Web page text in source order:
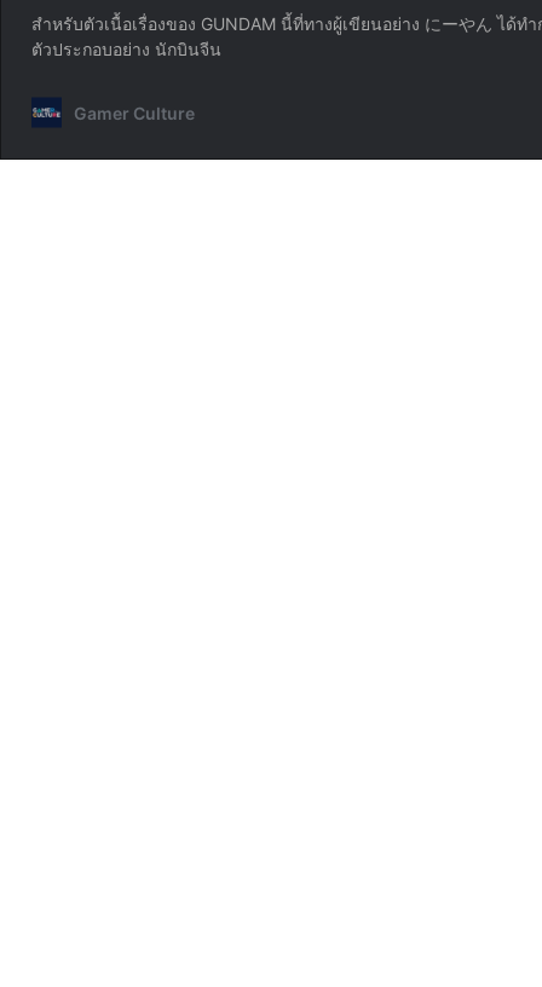
สำหรับตัวเนื้อเรื่องของ GUNDAM นี้ที่ทางผู้เขียนอย่าง にーやん ได้
ตัวประกอบอย่าง นักบินจีน
Gamer Culture